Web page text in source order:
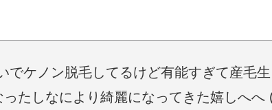
でケノン脱毛してるけど有能すぎて産毛
たしなにより綺麗になってきた嬉しへへ